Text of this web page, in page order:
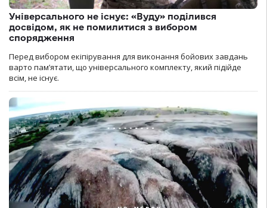
Універсального не існує: «Вуду» поділився
досвідом, як не помилитися з вибором
спорядження
Перед вибором екіпірування для виконання бойових завдань
варто пам’ятати, що універсального комплекту, який підійде
всім, не існує.